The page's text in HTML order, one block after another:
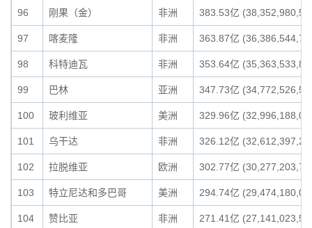
96 刚果（金） 非洲 383.53亿
97 喀麦隆 非洲 363.87亿
98 科特迪瓦 非洲 353.64亿
99 巴林 亚洲 347.73亿
100 玻利维亚 美洲 329.96亿
101 乌干达 非洲 326.12亿
102 拉脱维亚 欧洲 302.77亿
103 特立尼达和多巴哥 美洲 294.74亿
104 赞比亚 非洲 271.41亿